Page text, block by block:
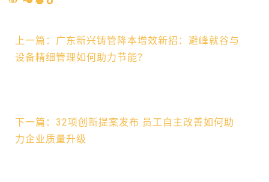
上一篇：广东新兴铸管降本增效新招：避峰就谷与
设备精细管理如何助力节能？
下一篇：32项创新提案发布 员工自主改善如何助
力企业质量升级